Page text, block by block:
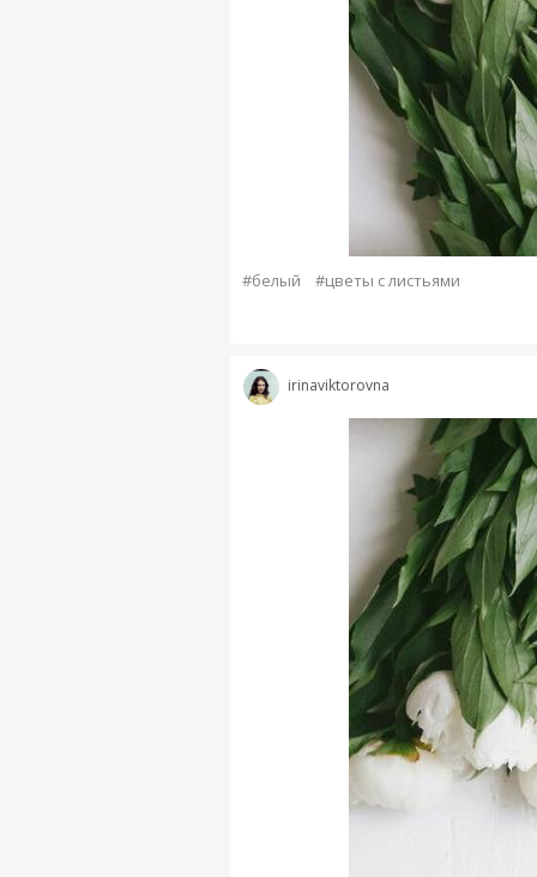
#белый #цветы с листьями
irinaviktorovna